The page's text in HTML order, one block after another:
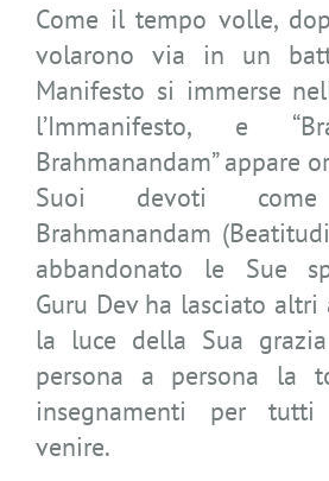
Come il tempo volle,
volarono via in un
Manifesto si immerse
l’Immanifesto, e
Brahmanandam” appare
Suoi devoti
Brahmanandam
abbandonato le Sue
Guru Dev ha lasciato altri
la luce della Sua
persona a persona la
insegnamenti per
venire.